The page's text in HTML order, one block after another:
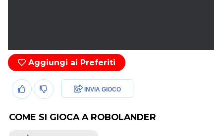
Aggiungi ai Preferiti
INVIA GIOCO
COME SI GIOCA A ROBOLANDER